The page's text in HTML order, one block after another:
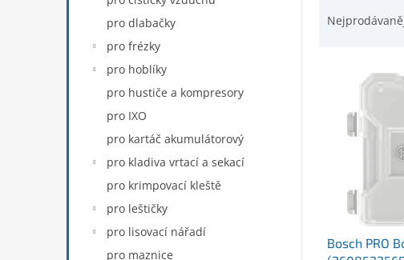
pro dlabačky
pro frézky
pro hoblíky
pro hustiče a kompresory
pro IXO
pro kartáč akumulátorový
pro kladiva vrtací a sekací
pro krimpovací kleště
pro leštičky
pro lisovací nářadí
pro maznice
Bosch PRO